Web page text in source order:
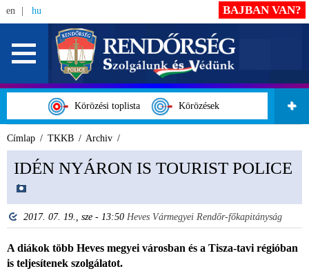
en hu
Körözési toplista Körözések
BAJBAN VAN?
Címlap TKKB Archiv
IDÉN NYÁRON IS TOURIST POLICE
2017. 07. 19., sze - 13:50 Heves Vármegyei Rendőr-főkapitányság
A diákok több Heves megyei városban és a Tisza-tavi régióban
is teljesítenek szolgálatot.